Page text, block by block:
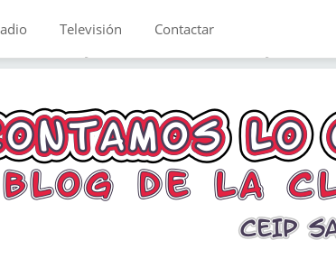
Televisión Contactar